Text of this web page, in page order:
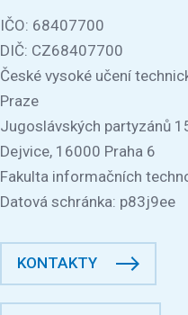
IČO: 68407700
DIČ: CZ68407700
České vysoké učení
Praze
Jugoslávských partyzánů
Dejvice, 16000 Praha 6
Fakulta informačních
Datová schránka: p83j9ee
KONTAKTY